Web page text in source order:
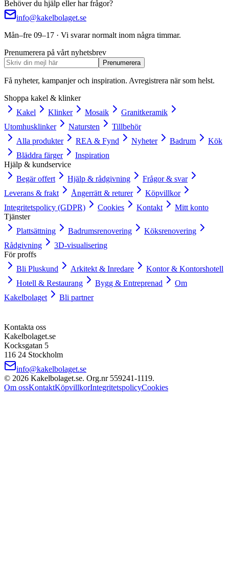
Behöver du hjälp eller har frågor?
info@kakelbolaget.se
Mån–fre 09–17 · Vi svarar normalt inom några timmar.
Prenumerera på vårt nyhetsbrev
Prenumerera
Få nyheter, kampanjer och inspiration. Avregistrera när som helst.
Shoppa kakel & klinker
Kakel
Klinker Mosaik
Granitkeramik
Utomhusklinker
Natursten
Tillbehör
Alla produkter
REA & Fynd Nyheter Badrum
Kök
Bläddra färger
Inspiration
Hjälp & kundservice
Begär offert
Hjälp & rådgivning
Frågor & svar
Leverans & frakt
Ångerrätt & returer
Köpvillkor
Integritetspolicy (GDPR)
Cookies Kontakt
Mitt konto
Tjänster
Plattsättning
Badrumsrenovering
Köksrenovering
Rådgivning
3D-visualisering
För proffs
Bli Pluskund
Arkitekt & Inredare
Kontor & Kontorshotell
Hotell & Restaurang
Bygg & Entreprenad
Om
Kakelbolaget
Bli partner
Kontakta oss
Kakelbolaget.se
Kocksgatan 5
116 24 Stockholm
info@kakelbolaget.se
© 2026 Kakelbolaget.se. Org.nr 559241‑1119.
Om ossKontaktKöpvillkorIntegritetspolicyCookies